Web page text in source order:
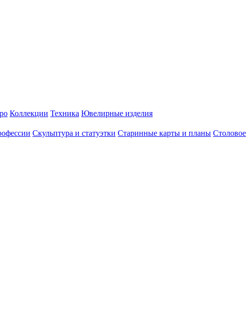
Коллекции Техника Ювелирные изделия
Скульптура и статуэтки Старинные карты и планы Столовое